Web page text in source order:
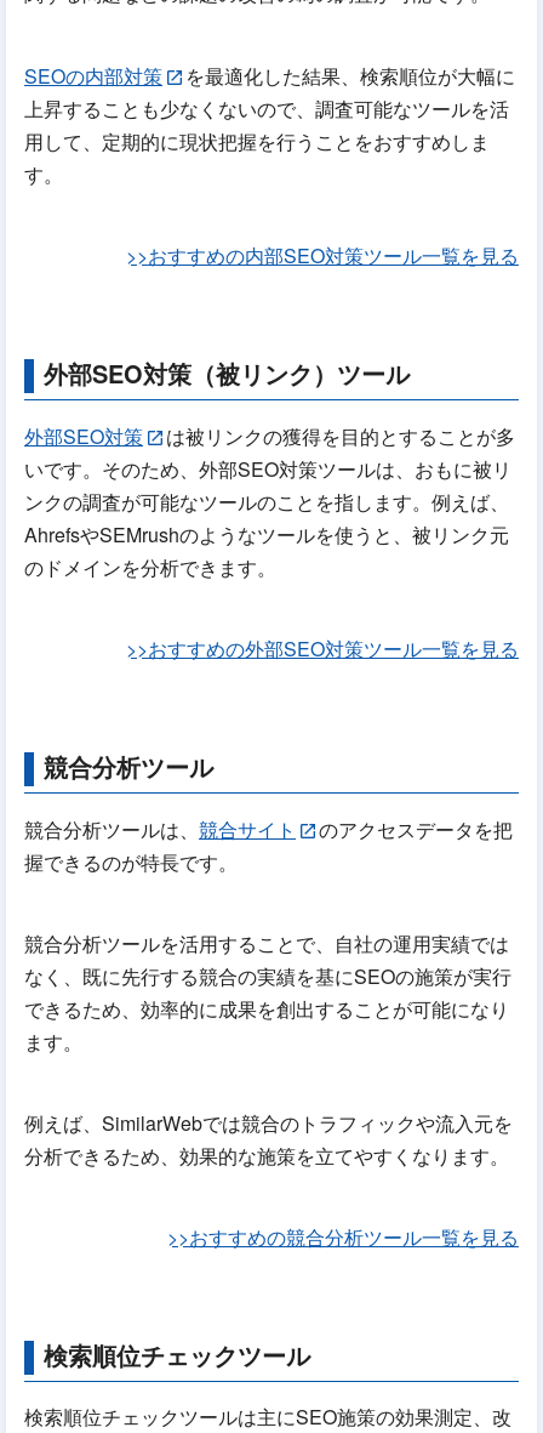
SEOの内部対策
を最適化した結果、検索順位が大幅に
上昇することも少なくないので、調査可能なツールを活
用して、定期的に現状把握を行うことをおすすめしま
す。
>>おすすめの内部SEO対策ツール一覧を見る
外部SEO対策（被リンク）ツール
外部SEO対策
は被リンクの獲得を目的とすることが多
いです。そのため、外部SEO対策ツールは、おもに被リ
ンクの調査が可能なツールのことを指します。例えば、
AhrefsやSEMrushのようなツールを使うと、被リンク元
のドメインを分析できます。
>>おすすめの外部SEO対策ツール一覧を見る
競合分析ツール
競合分析ツールは、 競合サイト
のアクセスデータを把
握できるのが特長です。
競合分析ツールを活用することで、自社の運用実績では
なく、既に先行する競合の実績を基にSEOの施策が実行
できるため、効率的に成果を創出することが可能になり
ます。
例えば、SimilarWebでは競合のトラフィックや流入元を
分析できるため、効果的な施策を立てやすくなります。
>>おすすめの競合分析ツール一覧を見る
検索順位チェックツール
検索順位チェックツールは主にSEO施策の効果測定、改